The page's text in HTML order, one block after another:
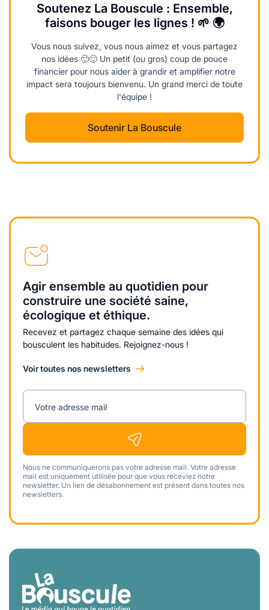
Soutenez La Bouscule : Ensemble,
faisons bouger les lignes ! 🌱 🌍
Vous nous suivez, vous nous aimez et vous partagez
nos idées 🙂🙂 Un petit (ou gros) coup de pouce
financier pour nous aider à grandir et amplifier notre
impact sera toujours bienvenu. Un grand merci de toute
l'équipe !
Soutenir La Bouscule
Agir ensemble au quotidien pour
construire une société saine,
écologique et éthique.
Recevez et partagez chaque semaine des idées qui
bousculent les habitudes. Rejoignez-nous !
Voir toutes nos newsletters
Votre adresse mail
Nous ne communiquerons pas votre adresse mail. Votre adresse
mail est uniquement utilisée pour que vous receviez notre
newsletter. Un lien de désabonnement est présent dans toutes nos
newsletters.